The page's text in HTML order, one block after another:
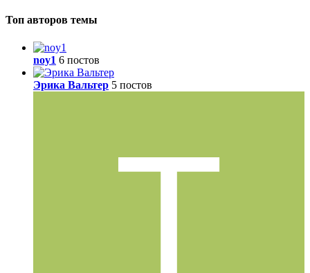
Топ авторов темы
noy1 6 постов
Эрика Вальтер 5 постов